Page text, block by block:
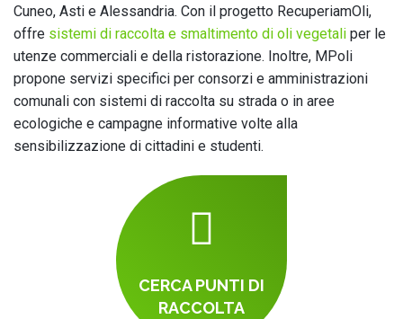
Cuneo, Asti e Alessandria. Con il progetto RecuperiamOli,
offre sistemi di raccolta e smaltimento di oli vegetali per le
utenze commerciali e della ristorazione. Inoltre, MPoli
propone servizi specifici per consorzi e amministrazioni
comunali con sistemi di raccolta su strada o in aree
ecologiche e campagne informative volte alla
sensibilizzazione di cittadini e studenti.
CERCA PUNTI DI
RACCOLTA